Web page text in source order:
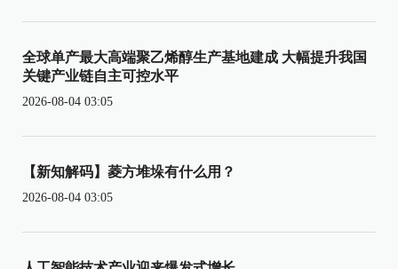
全球单产最大高端聚乙烯醇生产基地建成 大幅提升我国
关键产业链自主可控水平
2026-08-04 03:05
【新知解码】菱方堆垛有什么用？
2026-08-04 03:05